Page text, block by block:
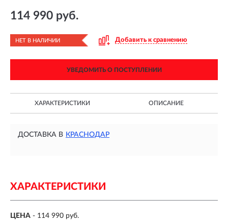
114 990 руб.
НЕТ В НАЛИЧИИ Добавить к сравнению
УВЕДОМИТЬ О ПОСТУПЛЕНИИ
ХАРАКТЕРИСТИКИ ОПИСАНИЕ
ДОСТАВКА В КРАСНОДАР
ХАРАКТЕРИСТИКИ
ЦЕНА - 114 990 руб.